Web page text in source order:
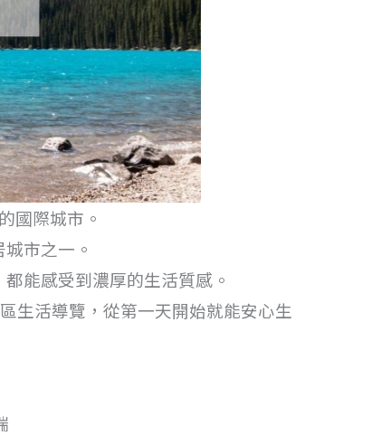
國際城市。
市之一。
能感受到濃厚的生活質感。
生活導覽，從第一天開始就能安心生